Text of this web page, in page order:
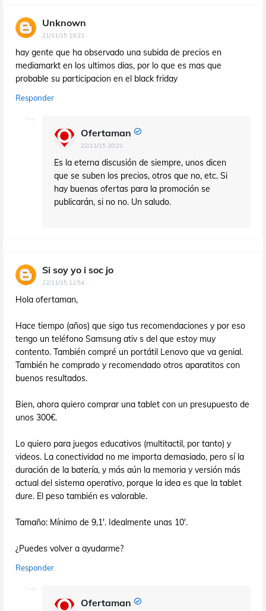
Unknown
21/11/15 19:23
hay gente que ha observado una subida de precios en
mediamarkt en los ultimos dias, por lo que es mas que
probable su participacion en el black friday
Responder
Ofertaman
22/11/15 20:21
Es la eterna discusión de siempre, unos dicen
que se suben los precios, otros que no, etc. Si
hay buenas ofertas para la promoción se
publicarán, si no no. Un saludo.
Si soy yo i soc jo
22/11/15 12:54
Hola ofertaman,
Hace tiempo (años) que sigo tus recomendaciones y por eso
tengo un teléfono Samsung ativ s del que estoy muy
contento. También compré un portátil Lenovo que va genial.
También he comprado y recomendado otros aparatitos con
buenos resultados.
Bien, ahora quiero comprar una tablet con un presupuesto de
unos 300€.
Lo quiero para juegos educativos (multitactil, por tanto) y
videos. La conectividad no me importa demasiado, pero sí la
duración de la batería, y más aún la memoria y versión más
actual del sistema operativo, porque la idea es que la tablet
dure. El peso también es valorable.
Tamaño: Mínimo de 9,1'. Idealmente unas 10'.
¿Puedes volver a ayudarme?
Responder
Ofertaman